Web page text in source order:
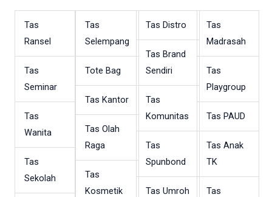
Tas
Ransel
Tas
Seminar
Tas
Wanita
Tas
Sekolah
Tas
Selempang
Tote Bag
Tas Kantor
Tas Olah
Raga
Tas
Kosmetik
Tas Distro
Tas Brand
Sendiri
Tas
Komunitas
Tas
Spunbond
Tas Umroh
Tas
Madrasah
Tas
Playgroup
Tas PAUD
Tas Anak
TK
Tas